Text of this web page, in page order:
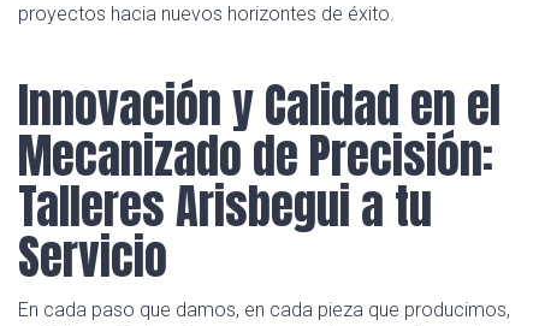
proyectos hacia nuevos horizontes de éxito.
Innovación y Calidad en el
Mecanizado de Precisión:
Talleres Arisbegui a tu
Servicio
En cada paso que damos, en cada pieza que producimos,